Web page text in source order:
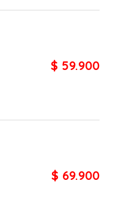
$ 59.900
$ 69.900